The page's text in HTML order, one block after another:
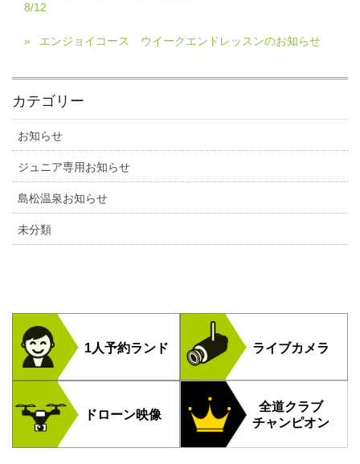
8/12
エンジョイコース ウイークエンドレッスンのお知らせ
カテゴリー
お知らせ
ジュニア専用お知らせ
島松温泉お知らせ
未分類
1人予約ランド ライブカメラ
ドローン映像
全道クラブ
チャンピオン